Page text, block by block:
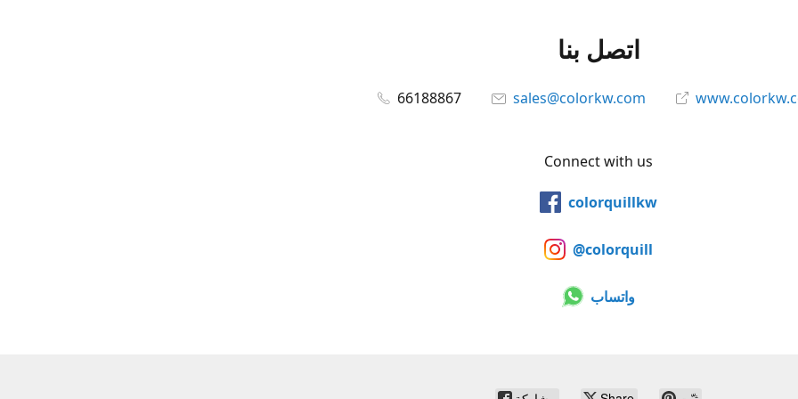
اتصل بنا
66188867 sales@colorkw.com
Connect with us
colorquillkw
@colorquill
واتساب